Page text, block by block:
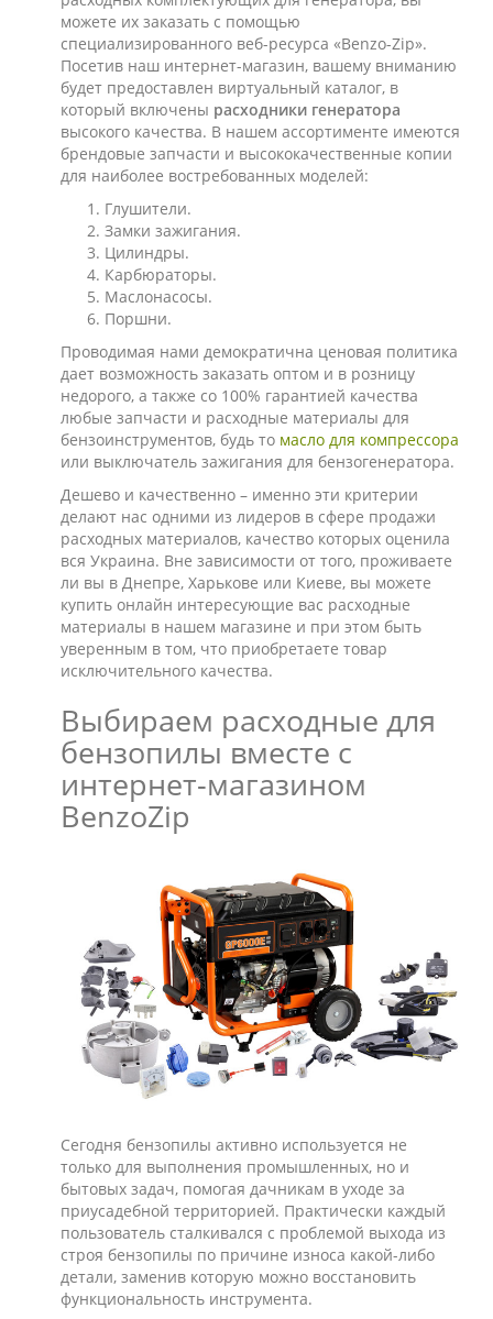
можете их заказать с помощью
специализированного веб-ресурса «Benzo-Zip».
Посетив наш интернет-магазин, вашему вниманию
будет предоставлен виртуальный каталог, в
который включены расходники генератора
высокого качества. В нашем ассортименте имеются
брендовые запчасти и высококачественные копии
для наиболее востребованных моделей:
Глушители.
Замки зажигания.
Цилиндры.
Карбюраторы.
Маслонасосы.
Поршни.
Проводимая нами демократична ценовая политика
дает возможность заказать оптом и в розницу
недорого, а также со 100% гарантией качества
любые запчасти и расходные материалы для
бензоинструментов, будь то масло для компрессора
или выключатель зажигания для бензогенератора.
Дешево и качественно – именно эти критерии
делают нас одними из лидеров в сфере продажи
расходных материалов, качество которых оценила
вся Украина. Вне зависимости от того, проживаете
ли вы в Днепре, Харькове или Киеве, вы можете
купить онлайн интересующие вас расходные
материалы в нашем магазине и при этом быть
уверенным в том, что приобретаете товар
исключительного качества.
Выбираем расходные для
бензопилы вместе с
интернет-магазином
BenzоZip
Сегодня бензопилы активно используется не
только для выполнения промышленных, но и
бытовых задач, помогая дачникам в уходе за
приусадебной территорией. Практически каждый
пользователь сталкивался с проблемой выхода из
строя бензопилы по причине износа какой-либо
детали, заменив которую можно восстановить
функциональность инструмента.